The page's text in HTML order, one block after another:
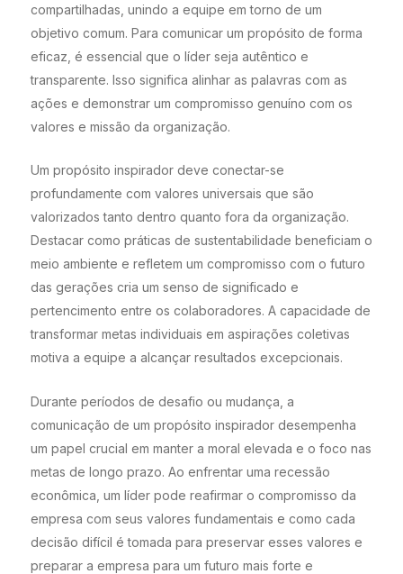
compartilhadas, unindo a equipe em torno de um
objetivo comum. Para comunicar um propósito de forma
eficaz, é essencial que o líder seja autêntico e
transparente. Isso significa alinhar as palavras com as
ações e demonstrar um compromisso genuíno com os
valores e missão da organização.
Um propósito inspirador deve conectar-se
profundamente com valores universais que são
valorizados tanto dentro quanto fora da organização.
Destacar como práticas de sustentabilidade beneficiam o
meio ambiente e refletem um compromisso com o futuro
das gerações cria um senso de significado e
pertencimento entre os colaboradores. A capacidade de
transformar metas individuais em aspirações coletivas
motiva a equipe a alcançar resultados excepcionais.
Durante períodos de desafio ou mudança, a
comunicação de um propósito inspirador desempenha
um papel crucial em manter a moral elevada e o foco nas
metas de longo prazo. Ao enfrentar uma recessão
econômica, um líder pode reafirmar o compromisso da
empresa com seus valores fundamentais e como cada
decisão difícil é tomada para preservar esses valores e
preparar a empresa para um futuro mais forte e